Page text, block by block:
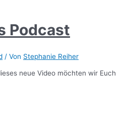
Podcast
/ Von Stephanie Reiher
neue Video möchten wir Euch